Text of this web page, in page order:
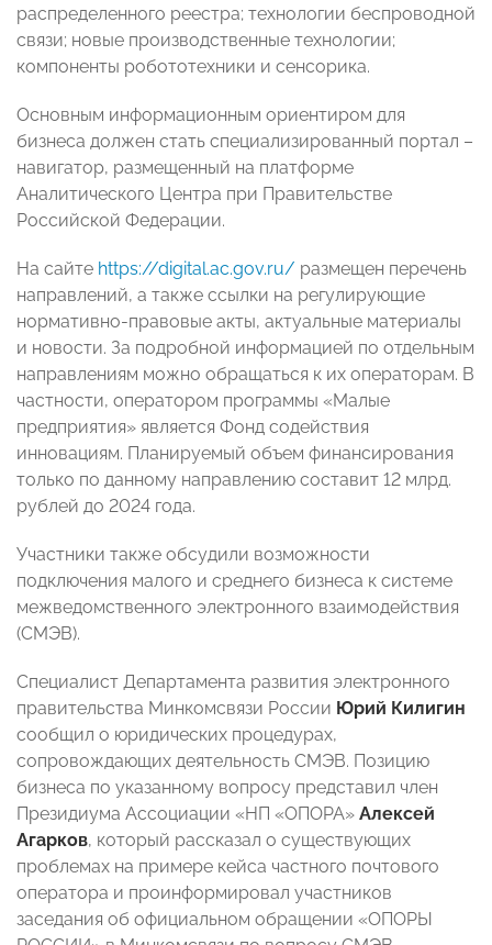
распределенного реестра; технологии беспроводной
связи; новые производственные технологии;
компоненты робототехники и сенсорика.
Основным информационным ориентиром для
бизнеса должен стать специализированный портал –
навигатор, размещенный на платформе
Аналитического Центра при Правительстве
Российской Федерации.
На сайте https://digital.ac.gov.ru/ размещен перечень
направлений, а также ссылки на регулирующие
нормативно-правовые акты, актуальные материалы
и новости. За подробной информацией по отдельным
направлениям можно обращаться к их операторам. В
частности, оператором программы «Малые
предприятия» является Фонд содействия
инновациям. Планируемый объем финансирования
только по данному направлению составит 12 млрд.
рублей до 2024 года.
Участники также обсудили возможности
подключения малого и среднего бизнеса к системе
межведомственного электронного взаимодействия
(СМЭВ).
Специалист Департамента развития электронного
правительства Минкомсвязи России Юрий Килигин
сообщил о юридических процедурах,
сопровождающих деятельность СМЭВ. Позицию
бизнеса по указанному вопросу представил член
Президиума Ассоциации «НП «ОПОРА» Алексей
Агарков, который рассказал о существующих
проблемах на примере кейса частного почтового
оператора и проинформировал участников
заседания об официальном обращении «ОПОРЫ